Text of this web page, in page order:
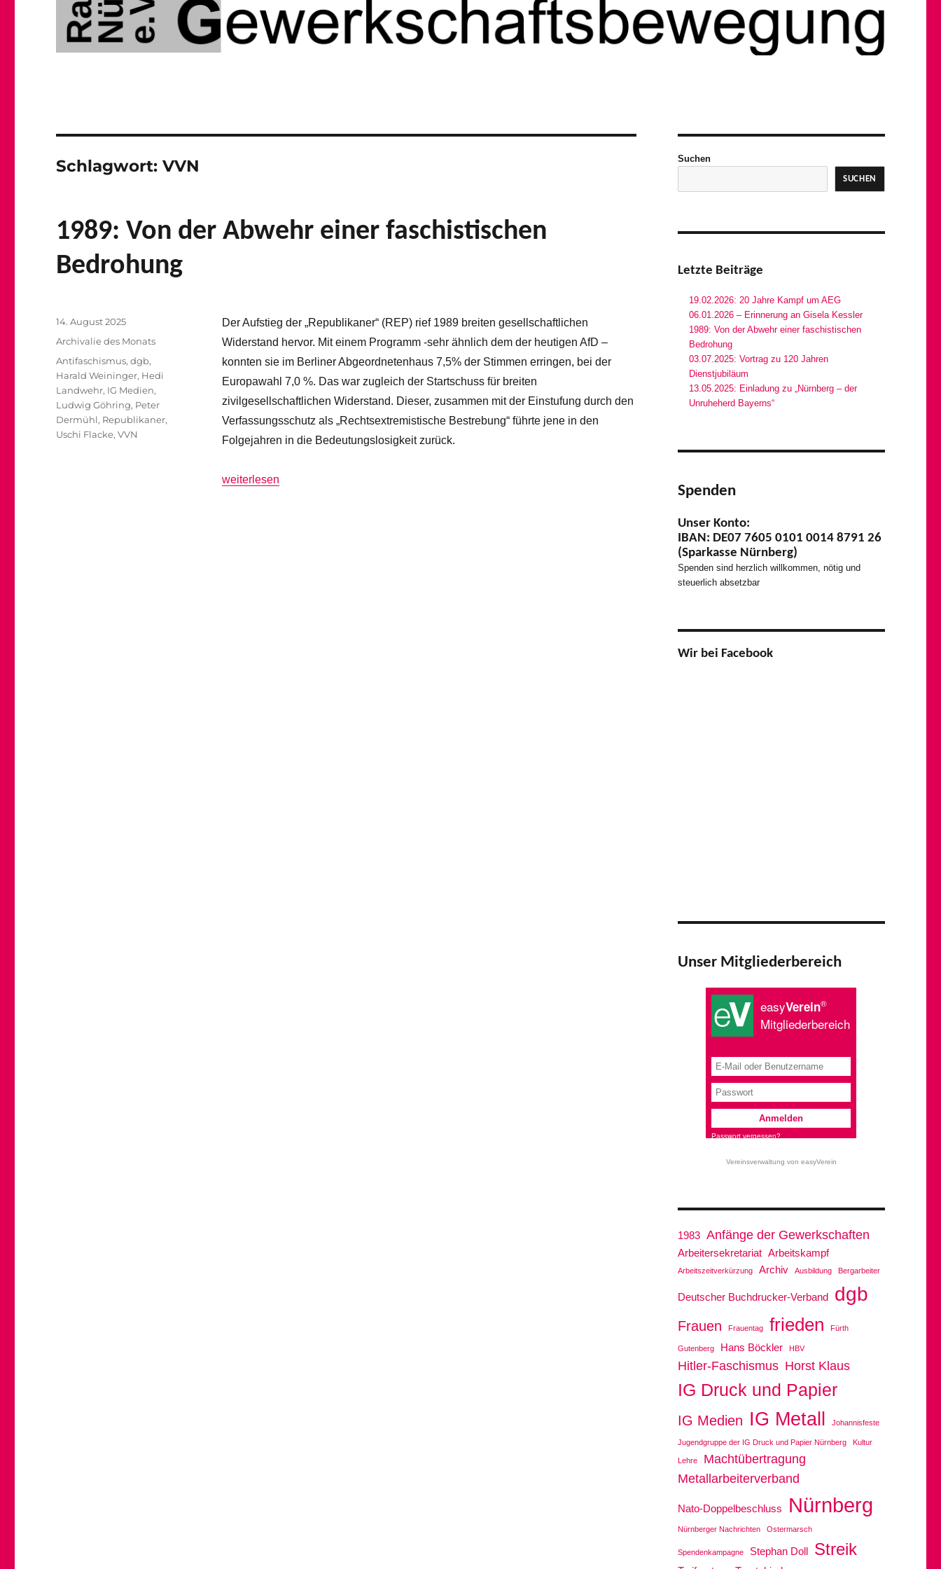
Schlagwort:VVN
1989: Von der Abwehr einer faschistischen
Bedrohung
Der Aufstieg der „Republikaner“ (REP) rief 1989 breiten gesellschaftlichen
Widerstand hervor. Mit einem Programm -sehr ähnlich dem der heutigen AfD –
konnten sie im Berliner Abgeordnetenhaus 7,5% der Stimmen erringen, bei der
Europawahl 7,0 %. Das war zugleich der Startschuss für breiten
zivilgesellschaftlichen Widerstand. Dieser, zusammen mit der Einstufung durch den
Verfassungsschutz als „Rechtsextremistische Bestrebung“ führte jene in den
Folgejahren in die Bedeutungslosigkeit zurück.
„1989: Von der Abwehr einer faschistischen Bedrohung“
weiterlesen
Veröffentlicht
14. August 2025
Kategorien
Archivalie des Monats
Schlagwörter
Antifaschismus,dgb,
Harald Weininger, Hedi
Landwehr, IG Medien,
Ludwig Göhring, Peter
Dermühl, Republikaner,
Uschi Flacke,VVN
Suchen
SUCHEN
Letzte Beiträge
19.02.2026: 20 Jahre Kampf um AEG
06.01.2026 – Erinnerung an Gisela Kessler
1989: Von der Abwehr einer faschistischen
Bedrohung
03.07.2025: Vortrag zu 120 Jahren
Dienstjubiläum
13.05.2025: Einladung zu „Nürnberg – der
Unruheherd Bayerns“
Spenden
Unser Konto:
IBAN: DE07 7605 0101 0014 8791 26
(Sparkasse Nürnberg)
Spenden sind herzlich willkommen, nötig und
steuerlich absetzbar
Wir bei Facebook
Unser Mitgliederbereich
Vereinsverwaltung von easyVerein
1983 Anfänge der Gewerkschaften
Arbeitersekretariat Arbeitskampf
Arbeitszeitverkürzung Archiv Ausbildung Bergarbeiter
Deutscher Buchdrucker-Verband dgb
Frauen Frauentag frieden Fürth
Gutenberg Hans Böckler HBV
Hitler-Faschismus Horst Klaus
IG Druck und Papier
IG Medien IG Metall Johannisfeste
Jugendgruppe der IG Druck und Papier Nürnberg Kultur
Lehre
Machtübertragung
Metallarbeiterverband
Nato-Doppelbeschluss Nürnberg
Nürnberger Nachrichten Ostermarsch
Spendenkampagne Stephan Doll Streik